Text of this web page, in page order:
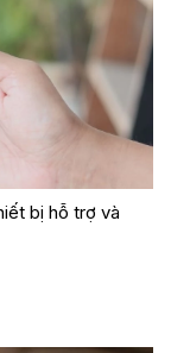
bị hỗ trợ và